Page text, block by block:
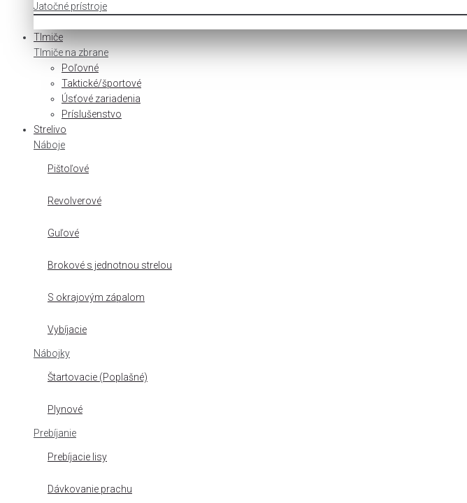
Jatočné prístroje
Tlmiče
Tlmiče na zbrane
Poľovné
Taktické/športové
Úsťové zariadenia
Príslušenstvo
Strelivo
Náboje
Pištoľové
Revolverové
Guľové
Brokové s jednotnou strelou
S okrajovým zápalom
Vybíjacie
Nábojky
Štartovacie (Poplašné)
Plynové
Prebíjanie
Prebíjacie lisy
Dávkovanie prachu